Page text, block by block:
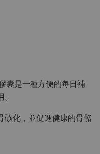
囊是一種方便的每日補
礦化，並促進健康的骨骼